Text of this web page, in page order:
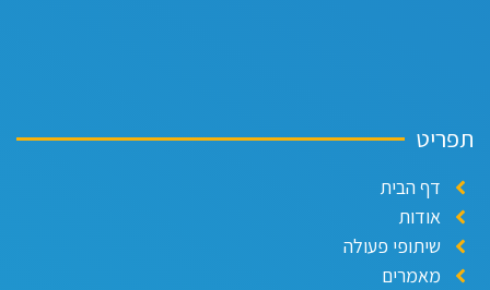
דף הבית
אודות
שיתופי פעולה
מאמרים